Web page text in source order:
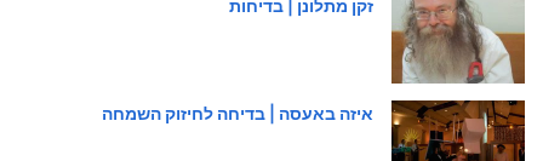
זקן מתלונן | בדיחות
איזה באעסה | בדיחה לחיזוק השמחה